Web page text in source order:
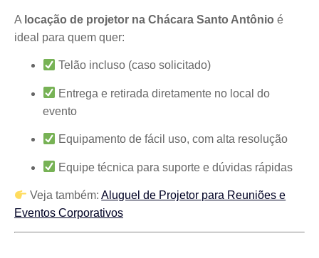
A locação de projetor na Chácara Santo Antônio é
ideal para quem quer:
Telão incluso (caso solicitado)
Entrega e retirada diretamente no local do
evento
Equipamento de fácil uso, com alta resolução
Equipe técnica para suporte e dúvidas rápidas
Veja também:Aluguel de Projetor para Reuniões e
Eventos Corporativos